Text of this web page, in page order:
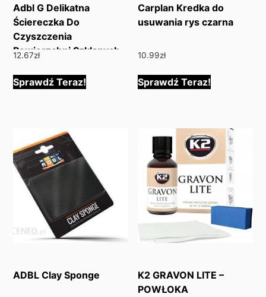
Adbl G Delikatna
Ściereczka Do
Czyszczenia
Powierzchni Szklanych
12.67zł
Sprawdź Teraz!
Carplan Kredka do
usuwania rys czarna
10.99zł
Sprawdź Teraz!
ADBL Clay Sponge
K2 GRAVON LITE –
POWŁOKA